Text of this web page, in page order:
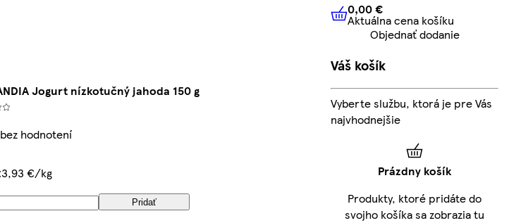
Jogurt nízkotučný jahoda 150 g
hodnotení
3,93 €/kg
Pridať
0,00 € Aktuálna cena košíku
0,00 €
Aktuálna cena košíku
Objednať dodanie
Váš košík
Vyberte službu, ktorá je pre Vás
najvhodnejšie
Prázdny košík
Produkty, ktoré pridáte do
svojho košíka sa zobrazia tu